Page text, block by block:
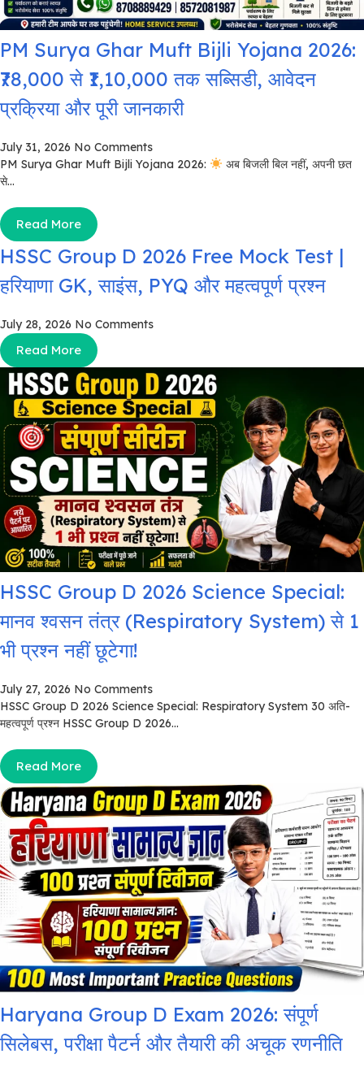
PM Surya Ghar Muft Bijli Yojana 2026:
₹78,000 से ₹1,10,000 तक सब्सिडी, आवेदन
प्रक्रिया और पूरी जानकारी
July 31, 2026 No Comments
PM Surya Ghar Muft Bijli Yojana 2026:
अब बिजली बिल नहीं, अपनी छत
से...
Read More
HSSC Group D 2026 Free Mock Test |
हरियाणा GK, साइंस, PYQ और महत्वपूर्ण प्रश्न
July 28, 2026 No Comments
Read More
HSSC Group D 2026 Science Special:
मानव श्वसन तंत्र (Respiratory System) से 1
भी प्रश्न नहीं छूटेगा!
July 27, 2026 No Comments
HSSC Group D 2026 Science Special: Respiratory System 30 अति-
महत्वपूर्ण प्रश्न HSSC Group D 2026...
Read More
Haryana Group D Exam 2026: संपूर्ण
सिलेबस, परीक्षा पैटर्न और तैयारी की अचूक रणनीति